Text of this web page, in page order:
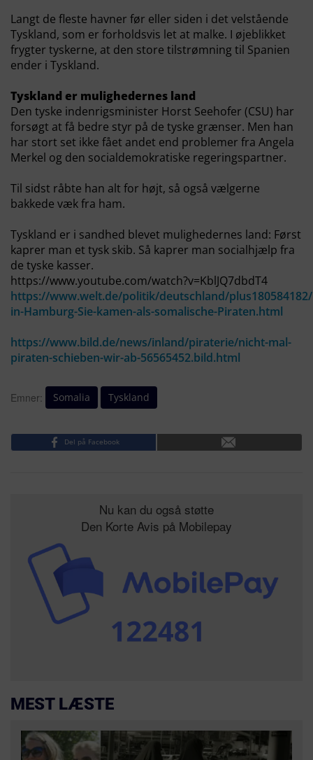
Langt de fleste havner før eller siden i det velstående
Tyskland, som er forholdsvis let at malke. I øjeblikket
frygter tyskerne, at den store tilstrømning til Spanien
ender i Tyskland.
Tyskland er mulighedernes land
Den tyske indenrigsminister Horst Seehofer (CSU) har
forsøgt at få bedre styr på de tyske grænser. Men han
har stort set ikke fået andet end problemer fra Angela
Merkel og den socialdemokratiske regeringspartner.
Til sidst råbte han alt for højt, så også vælgerne
bakkede væk fra ham.
Tyskland er i sandhed blevet mulighedernes land: Først
kaprer man et tysk skib. Så kaprer man socialhjælp fra
de tyske kasser.
https://www.youtube.com/watch?v=KblJQ7dbdT4
https://www.welt.de/politik/deutschland/
in-Hamburg-Sie-kamen-als-somalische-Piraten.html
https://www.bild.de/news/inland/piraterie/nicht-mal-
piraten-schieben-wir-ab-56565452.bild.html
Emner: Somalia Tyskland
Del på Facebook
Nu kan du også støtte
Den Korte Avis på Mobilepay
MEST LÆSTE